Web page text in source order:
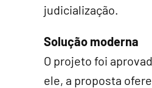
judicialização.
Solução moderna
O projeto foi
ele, a proposta